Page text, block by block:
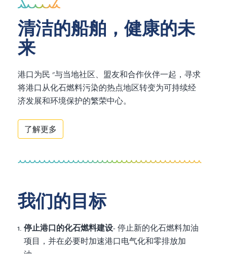
清洁的船舶，健康的未
来
港口为民 "与当地社区、盟友和合作伙伴一起，寻求
将港口从化石燃料污染的热点地区转变为可持续经
济发展和环境保护的繁荣中心。
了解更多
我们的目标
停止港口的化石燃料建设- 停止新的化石燃料加油
项目，并在必要时加速港口电气化和零排放加